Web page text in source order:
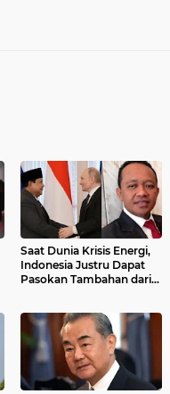
Saat Dunia Krisis Energi,
Indonesia Justru Dapat
Pasokan Tambahan dari